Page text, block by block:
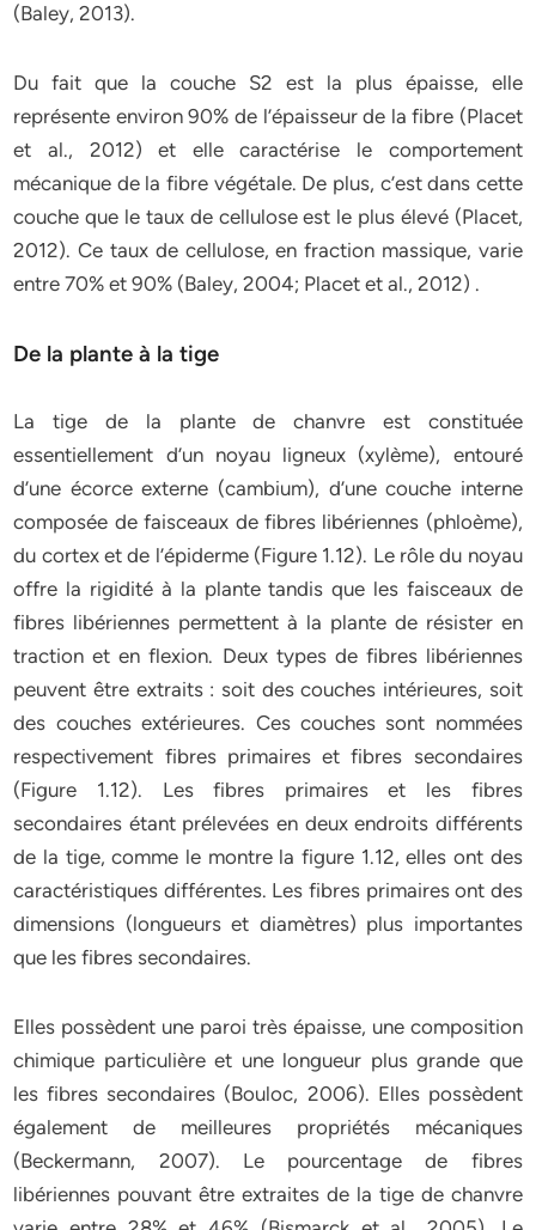
(Baley, 2013).
Du fait que la couche S2 est la plus épaisse, elle
représente environ 90% de l’épaisseur de la fibre (Placet
et al., 2012) et elle caractérise le comportement
mécanique de la fibre végétale. De plus, c’est dans cette
couche que le taux de cellulose est le plus élevé (Placet,
2012). Ce taux de cellulose, en fraction massique, varie
entre 70% et 90% (Baley, 2004; Placet et al., 2012) .
De la plante à la tige
La tige de la plante de chanvre est constituée
essentiellement d’un noyau ligneux (xylème), entouré
d’une écorce externe (cambium), d’une couche interne
composée de faisceaux de fibres libériennes (phloème),
du cortex et de l’épiderme (Figure 1.12). Le rôle du noyau
offre la rigidité à la plante tandis que les faisceaux de
fibres libériennes permettent à la plante de résister en
traction et en flexion. Deux types de fibres libériennes
peuvent être extraits : soit des couches intérieures, soit
des couches extérieures. Ces couches sont nommées
respectivement fibres primaires et fibres secondaires
(Figure 1.12). Les fibres primaires et les fibres
secondaires étant prélevées en deux endroits différents
de la tige, comme le montre la figure 1.12, elles ont des
caractéristiques différentes. Les fibres primaires ont des
dimensions (longueurs et diamètres) plus importantes
que les fibres secondaires.
Elles possèdent une paroi très épaisse, une composition
chimique particulière et une longueur plus grande que
les fibres secondaires (Bouloc, 2006). Elles possèdent
également de meilleures propriétés mécaniques
(Beckermann, 2007). Le pourcentage de fibres
libériennes pouvant être extraites de la tige de chanvre